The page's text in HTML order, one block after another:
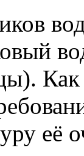
Как
её